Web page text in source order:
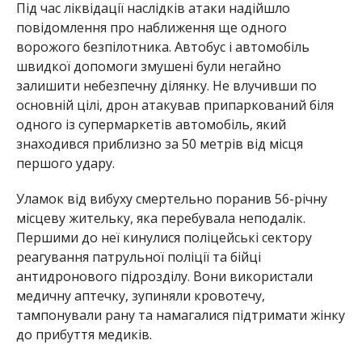
швидкої допомоги змушені були негайно
залишити небезпечну ділянку. Не влучивши по
основній цілі, дрон атакував припаркований біля
одного із супермаркетів автомобіль, який
знаходився приблизно за 50 метрів від місця
першого удару.
Уламок від вибуху смертельно поранив 56-річну
місцеву жительку, яка перебувала неподалік.
реагування патрульної поліції та бійці
антидронового підрозділу. Вони використали
медичну аптечку, зупиняли кровотечу,
тампонували рану та намагалися підтримати жінку
до прибуття медиків.